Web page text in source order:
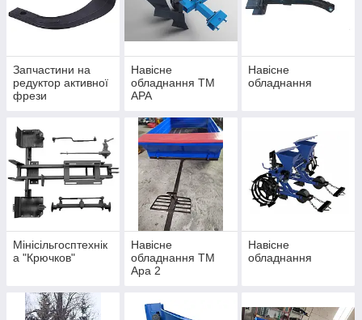
Запчастини на
редуктор активної
фрези
Навісне
обладнання ТМ
АРА
Навісне
обладнання
Мінісільгосптехнік
а "Крючков"
Навісне
обладнання ТМ
Ара 2
Навісне
обладнання